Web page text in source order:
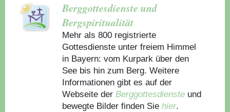
Berggottesdienste und
Bergspiritualität
Mehr als 800 registrierte
Gottesdienste unter freiem Himmel
in Bayern: vom Kurpark über den
See bis hin zum Berg. Weitere
Informationen gibt es auf der
Webseite derBerggottesdienste und
bewegte Bilder finden Sie hier.